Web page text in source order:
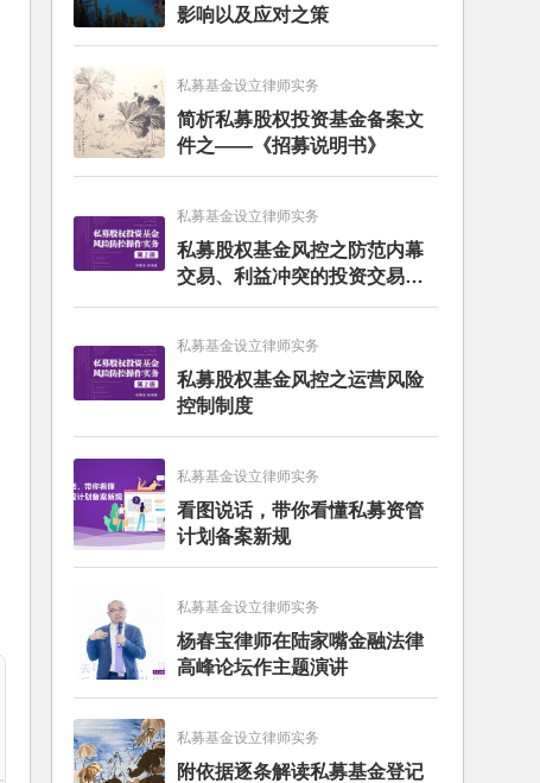
影响以及应对之策
私募基金设立律师实务
简析私募股权投资基金备案文
件之——《招募说明书》
私募基金设立律师实务
私募股权基金风控之防范内幕
交易、利益冲突的投资交易制
度
私募基金设立律师实务
私募股权基金风控之运营风险
控制制度
私募基金设立律师实务
看图说话，带你看懂私募资管
计划备案新规
私募基金设立律师实务
杨春宝律师在陆家嘴金融法律
高峰论坛作主题演讲
私募基金设立律师实务
附依据逐条解读私募基金登记